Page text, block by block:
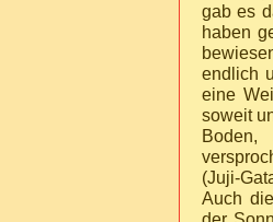
gab es
haben
endlich
eine
soweit
(Juji-
Auch